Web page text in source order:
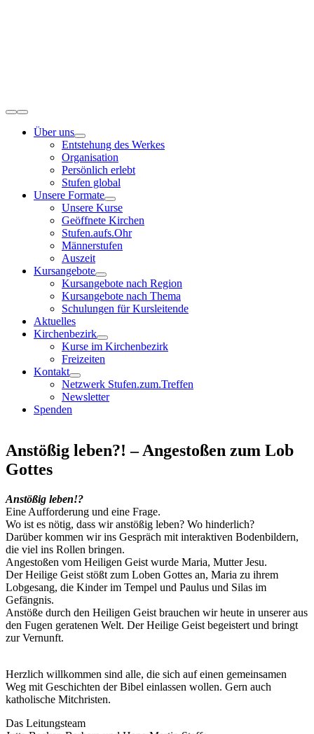
Toggle
NavigationÜber uns
Entstehung des Werkes
Organisation
Persönlich erlebt
Stufen global
Unsere Formate
Unsere Kurse
Geöffnete Kirchen
Stufen.aufs.Ohr
Männerstufen
Auszeit
Kursangebote
Kursangebote nach Region
Kursangebote nach Thema
Schulungen für Kursleitende
Aktuelles
Kirchenbezirk
Kurse im Kirchenbezirk
Freizeiten
Kontakt
Netzwerk Stufen.zum.Treffen
Newsletter
Spenden
Anstößig leben?! – Angestoßen zum Lob
Gottes
Anstößig leben!?
Eine Aufforderung und eine Frage.
Wo ist es nötig, dass wir anstößig leben? Wo hinderlich?
Darüber kommen wir ins Gespräch mit interaktiven Bodenbildern,
die viel ins Rollen bringen.
Angestoßen vom Heiligen Geist wurde Maria, Mutter Jesu.
Der Heilige Geist stößt zum Loben Gottes an, Maria zu ihrem
Lobgesang, die Kinder im Tempel und Paulus und Silas im
Gefängnis.
Anstöße durch den Heiligen Geist brauchen wir heute in unserer aus
den Fugen geratenen Welt. Der Heilige Geist begeistert und bringt
zur Vernunft.
Herzlich willkommen sind alle, die sich auf einen gemeinsamen
Weg mit Geschichten der Bibel einlassen wollen. Gern auch
katholische Mitchristen.
Das Leitungsteam